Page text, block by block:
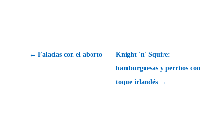
← Falacias con el aborto
Knight 'n' Squire:
hamburguesas y perritos con
toque irlandés →